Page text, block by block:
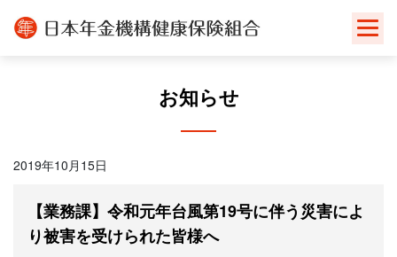
お知らせ
2019年10月15日
【業務課】令和元年台風第19号に伴う災害によ
り被害を受けられた皆様へ